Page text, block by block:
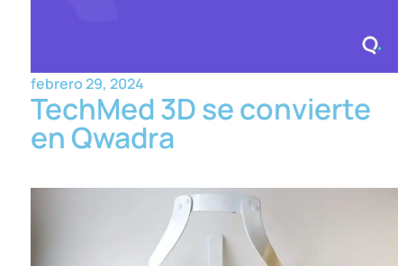
febrero 29, 2024
TechMed 3D se convierte
en Qwadra